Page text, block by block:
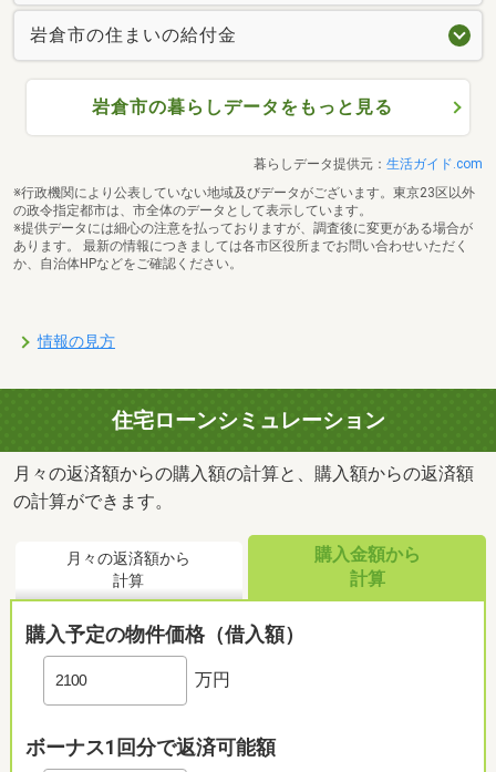
岩倉市の住まいの給付金
岩倉市の暮らしデータをもっと見る
暮らしデータ提供元： 生活ガイド.com
※行政機関により公表していない地域及びデータがございます。東京23区以外
の政令指定都市は、市全体のデータとして表示しています。
※提供データには細心の注意を払っておりますが、調査後に変更がある場合が
あります。 最新の情報につきましては各市区役所までお問い合わせいただく
か、自治体HPなどをご確認ください。
情報の見方
住宅ローンシミュレーション
月々の返済額からの購入額の計算と、購入額からの返済額
の計算ができます。
月々の返済額から
計算
購入金額から
計算
購入予定の物件価格（借入額）
万円
ボーナス1回分で返済可能額